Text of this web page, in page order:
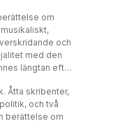
om
och
med den
längtan efter
Åtta skribenter,
och två
berättelse om